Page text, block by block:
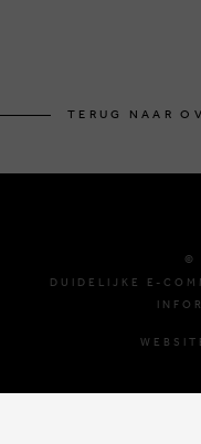
TERUG NAAR
©
DUIDELIJKE E-